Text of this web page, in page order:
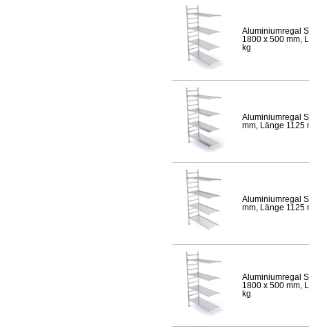
Aluminiumregal
1800 x 500 mm,
kg
Aluminiumregal
mm, Länge 1125
Aluminiumregal
mm, Länge 1125
Aluminiumregal
1800 x 500 mm,
kg